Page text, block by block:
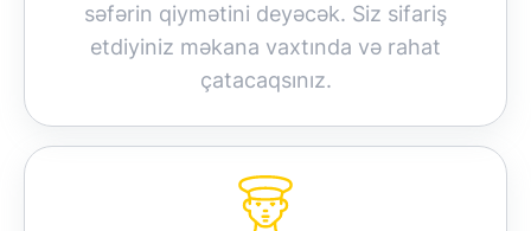
səfərin qiymətini deyəcək. Siz sifariş
etdiyiniz məkana vaxtında və rahat
çatacaqsınız.